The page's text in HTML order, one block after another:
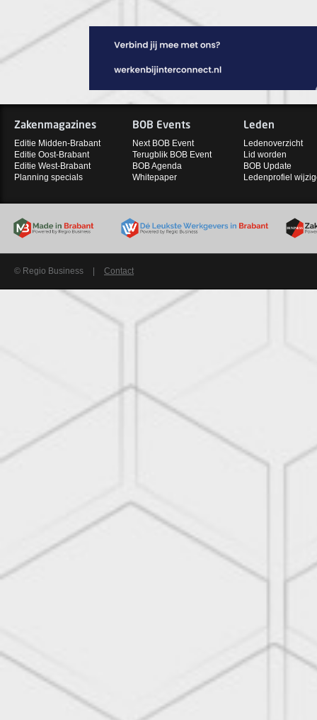
Zakenmagazines
Editie Midden-Brabant
Editie Oost-Brabant
Editie West-Brabant
Planning specials
BOB Events
Next BOB Event
Terugblik BOB Event
BOB Agenda
Whitepaper
Leden
Ledenoverzicht
Lid worden
BOB Update
Ledenprofiel
© Regio Business Contact